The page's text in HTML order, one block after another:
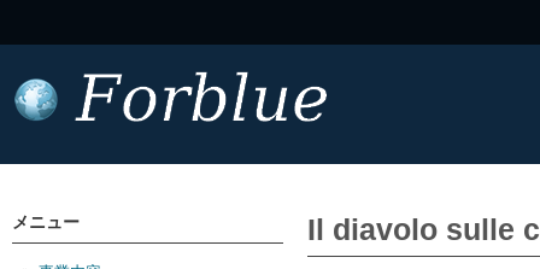
Il diavolo sulle
メニュー